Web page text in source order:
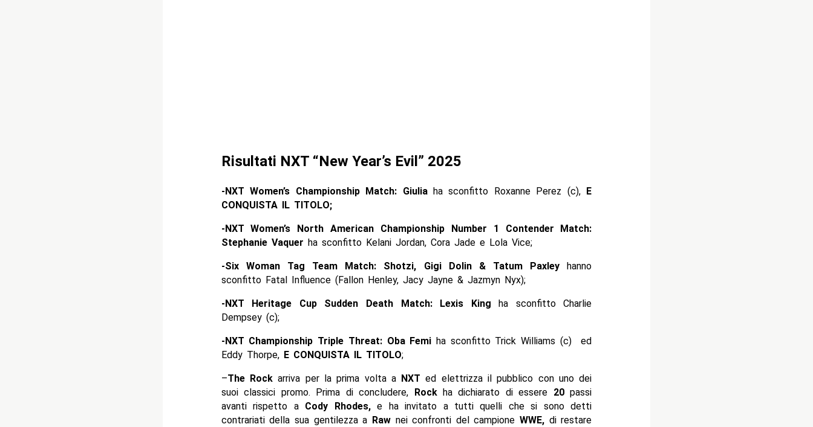
Risultati NXT “New Year’s Evil” 2025
-NXT Women’s Championship Match: Giulia ha sconfitto Roxanne Perez (c), E
CONQUISTA IL TITOLO;
-NXT Women’s North American Championship Number 1 Contender Match:
Stephanie Vaquer ha sconfitto Kelani Jordan, Cora Jade e Lola Vice;
-Six Woman Tag Team Match: Shotzi, Gigi Dolin & Tatum Paxleyhanno
sconfitto Fatal Influence (Fallon Henley, Jacy Jayne & Jazmyn Nyx);
-NXT Heritage Cup Sudden Death Match: Lexis Kingha sconfitto Charlie
Dempsey (c);
-NXT Championship Triple Threat: Oba Femi ha sconfitto Trick Williams (c) ed
Eddy Thorpe, E CONQUISTA IL TITOLO;
–The Rockarriva per la prima volta a NXT ed elettrizza il pubblico con uno dei
suoi classici promo. Prima di concludere, Rockha dichiarato di essere 20passi
avanti rispetto a Cody Rhodes,e ha invitato a tutti quelli che si sono detti
contrariati della sua gentilezza a Rawnei confronti del campioneWWE, di restare